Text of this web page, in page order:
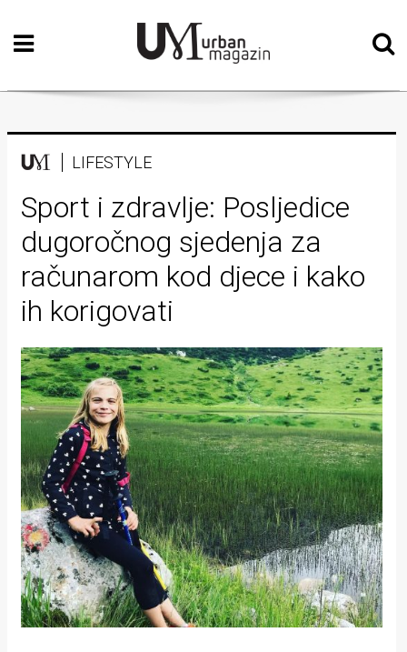
Početna
Vizualne
Teatar
Književnost
Muzika
Film
Intervju
Kolumne
Kultura
Lifestyle
Beauty
Fashion
Zdravlje
Za
stolom
LIFESTYLE
Sport i zdravlje: Posljedice
dugoročnog sjedenja za
računarom kod djece i kako
ih korigovati